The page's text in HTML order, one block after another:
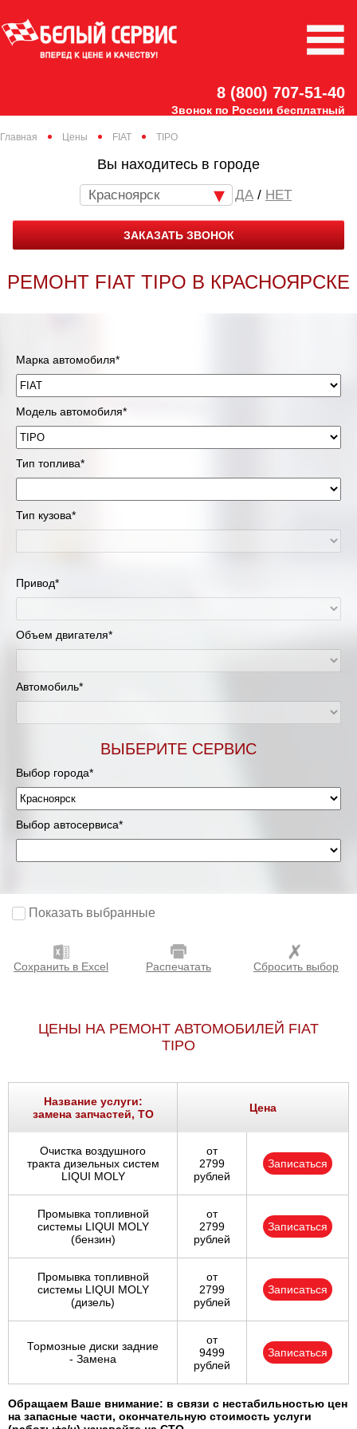
8 (800) 707-51-40
Звонок по России бесплатный
Главная Цены FIAT TIPO
Вы находитесь в городе
Красноярск / НЕТ
ЗАКАЗАТЬ ЗВОНОК
РЕМОНТ FIAT TIPO В КРАСНОЯРСКЕ
Марка автомобиля*
Модель автомобиля*
Тип топлива*
Тип кузова*
Привод*
Объем двигателя*
Автомобиль*
ВЫБЕРИТЕ СЕРВИС
Выбор города*
Выбор автосервиса*
Показать выбранные
Сохранить в Excel Распечатать Сбросить выбор
ЦЕНЫ НА РЕМОНТ АВТОМОБИЛЕЙ FIAT
TIPO
Название услуги:
замена запчастей, ТО
Цена
Очистка воздушного
тракта дизельных систем
LIQUI MOLY
от
2799
рублей
Записаться
Промывка топливной
системы LIQUI MOLY
(бензин)
от
2799
рублей
Записаться
Промывка топливной
системы LIQUI MOLY
(дизель)
от
2799
рублей
Записаться
Тормозные диски задние
- Замена
от
9499
рублей
Записаться
Обращаем Ваше внимание: в связи с нестабильностью цен
на запасные части, окончательную стоимость услуги